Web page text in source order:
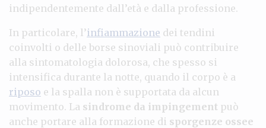
indipendentemente dall’età e dalla professione.
In particolare, l’infiammazione dei tendini
coinvolti o delle borse sinoviali può contribuire
alla sintomatologia dolorosa, che spesso si
intensifica durante la notte, quando il corpo è a
riposo e la spalla non è supportata da alcun
movimento. La sindrome da impingement può
anche portare alla formazione di sporgenze ossee